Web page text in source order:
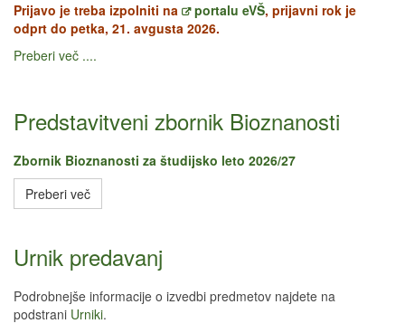
Prijavo je treba izpolniti na
portalu eVŠ, prijavni rok je
odprt do petka, 21. avgusta 2026.
Preberi več ....
Predstavitveni zbornik Bioznanosti
Zbornik Bioznanosti za študijsko leto 2026/27
Preberi več
Urnik predavanj
Podrobnejše informacije o izvedbi predmetov najdete na
podstrani Urniki.